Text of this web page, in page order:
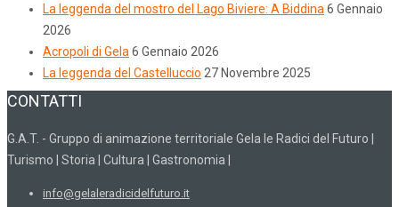
La leggenda del mostro del Lago Biviere: A Biddina 6 Gennaio
2026
Acropoli di Gela 6 Gennaio 2026
La leggenda del Castelluccio 27 Novembre 2025
CONTATTI
G.A.T. - Gruppo di animazione territoriale Gela le Radici del Futuro |
Turismo | Storia | Cultura | Gastronomia |
info@gelaleradicidelfuturo.it